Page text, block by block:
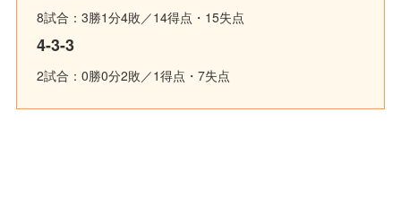
8試合：3勝1分4敗／14得点・15失点
4-3-3
2試合：0勝0分2敗／1得点・7失点